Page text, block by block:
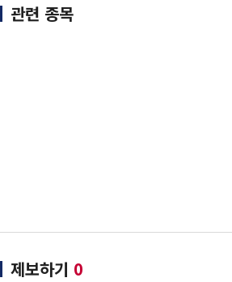
관련 종목
제보하기 0